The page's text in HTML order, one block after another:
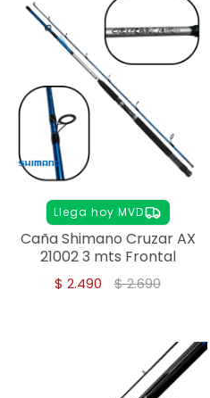
Llega hoy MVD
Caña Shimano Cruzar AX
21002 3 mts Frontal
$ 2.490 $2.690